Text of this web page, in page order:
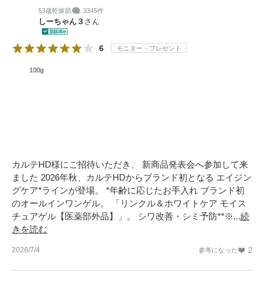
53歳乾燥肌 3345件
しーちゃん３ さん
6 モニター・プレゼント
100g
カルテHD様にご招待いただき、 新商品発表会へ参加して来
ました 2026年秋、カルテHDからブランド初となる エイジン
グケア*ラインが登場。 *年齢に応じたお手入れ ブランド初
のオールインワンゲル。 「リンクル＆ホワイトケア モイス
チュアゲル【医薬部外品】」。 シワ改善・シミ予防**※...続
きを読む
2026/7/4 参考になった 2